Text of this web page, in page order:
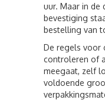
uur. Maar in de
bevestiging
bestelling van
De regels voor
controleren of
meegaat, zelf
voldoende